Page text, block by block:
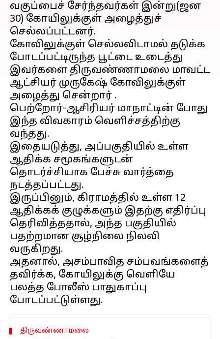
வகுப்பைச் சேர்ந்தவர்கள் இன்று(ஜன
30) கோயிலுக்குள் அழைத்துச்
செல்லப்பட்டனர்.
கோவிலுக்குள் செல்லவிடாமல் தடுக்க
போடப்பட்டிருந்த பூட்டை உடைத்து
இவர்களை திருவண்ணாமலை மாவட்ட
ஆட்சியர் முருகேஷ் கோவிலுக்குள்
அழைத்து சென்றார் .
பெற்றோர்-ஆசிரியர் மாநாட்டின் போது
இந்த விவகாரம் வெளிச்சத்திற்கு
வந்தது.
இதையடுத்து, அப்பகுதியில் உள்ள
ஆதிக்க சமூகங்களுடன்
தொடர்ச்சியாக பேச்சு வார்த்தை
நடத்தப்பட்டது.
இருப்பினும், கிராமத்தில் உள்ள 12
ஆதிக்கக் குழுக்களும் இதற்கு எதிர்ப்பு
தெரிவித்ததால், அந்த பகுதியில்
பதற்றமான சூழ்நிலை நிலவி
வருகிறது.
அதனால், அசம்பாவித சம்பவங்களைத்
தவிர்க்க, கோயிலுக்கு வெளியே
பலத்த போலீஸ் பாதுகாப்பு
திருவண்ணாமலை